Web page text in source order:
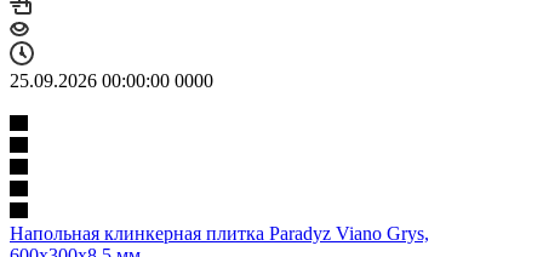
25.09.2026 00:00:00 0000
Напольная клинкерная плитка Paradyz Viano Grys,